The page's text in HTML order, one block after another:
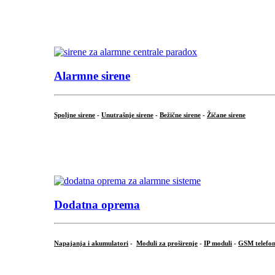
Alarmne sirene
Spoljne sirene - Unutrašnje sirene - Bežične sirene - Žičane sirene
Dodatna oprema
Napajanja i akumulatori - Moduli za proširenje - IP moduli - GSM